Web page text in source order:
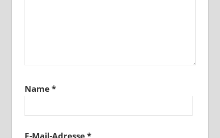
Name*
E-Mail-Adresse*